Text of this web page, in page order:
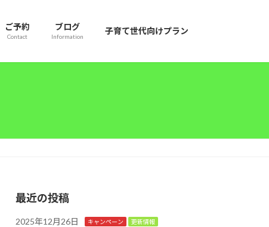
ご予約
Contact
ブログ
Information
子育て世代向けプラン
最近の投稿
2025年12月26日 キャンペーン 更新情報